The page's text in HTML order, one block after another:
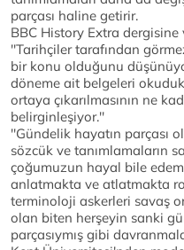
parçası haline getirir.
BBC History Extra
''Tarihçiler tarafından
bir konu olduğunu
döneme ait belgeleri
ortaya çıkarılmasının ne
belirginleşiyor.''
''Gündelik hayatın parçası
sözcük ve tanımlamaların
çoğumuzun hayal bile
anlatmakta ve atlatmakta
terminoloji askerleri savaş
olan biten herşeyin sanki
parçasıymış gibi